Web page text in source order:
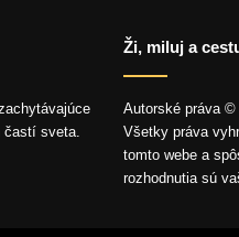
častí sveta.
Ži, miluj a
Autorské práva ©
Všetky práva
tomto webe a
rozhodnutia sú